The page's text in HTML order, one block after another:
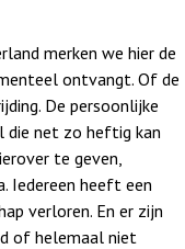
merken we hier de
ontvangt. Of de
De persoonlijke
die net zo heftig kan
te geven,
Iedereen heeft een
verloren. En er zijn
of helemaal niet